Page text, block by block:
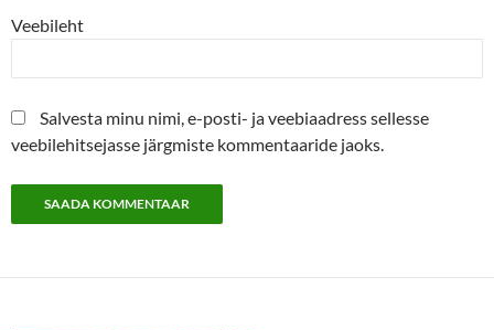
Veebileht
Salvesta minu nimi, e-posti- ja veebiaadress sellesse
veebilehitsejasse järgmiste kommentaaride jaoks.